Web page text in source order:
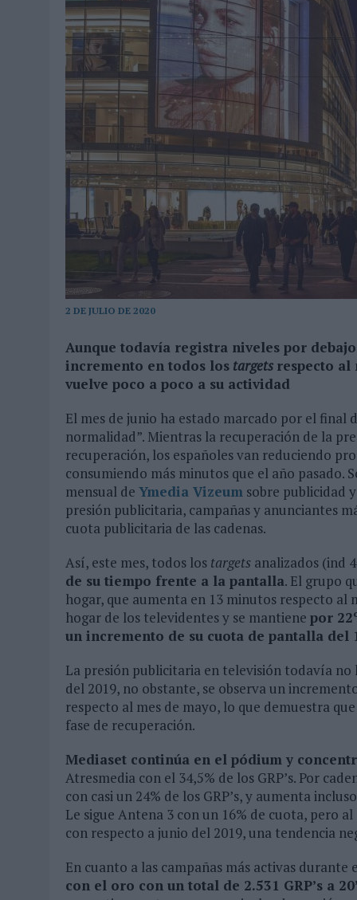
06/08/2026 | SYSTEM1 NOMBRA A KIMBERLY BASTONI COMO NUEVA
06/08/2026
FRIGO Y UNIQLO LANZAN UNA COLECCIÓN
06/08/2026 |
LA IA ESTÁ SUBIENDO EL LISTÓN DE LA CREATIVIDAD
05/08/2026 | BEON WORLDWIDE LANZA RAÍZ URBANA PARA
05/08/2026
| FABRA COMUNICACIÓN INCORPORA A CASONÁ Y
05/08/2026 | LOPESAN HOTELS & RESORTS ACERCA EL PARAÍSO
05/08/2026 | LUIS ARQUILLOS (BURGO DE ARIAS): “LA
MONEDA”
07/08/2026
‘ALEXIA PUTELLAS X GALAXY Z FOLD8 – SIN LÍMITES’,
2 DE JULIO DE 2020
Aunque todavía registra niveles por
incremento en todos los targets respecto al
vuelve poco a poco a su actividad
El mes de junio ha estado marcado por el final
normalidad”. Mientras la recuperación de la
recuperación, los españoles van reduciendo
consumiendo más minutos que el año pasado.
mensual de Ymedia Vizeum sobre publicidad
presión publicitaria, campañas y anunciantes
cuota publicitaria de las cadenas.
Así, este mes, todos los targets analizados (ind
de su tiempo frente a la pantalla. El grupo
hogar, que aumenta en 13 minutos respecto al
hogar de los televidentes y se mantiene por
un incremento de su cuota de pantalla del
La presión publicitaria en televisión todavía no
del 2019, no obstante, se observa un
respecto al mes de mayo, lo que demuestra
fase de recuperación.
Mediaset continúa en el pódium y
Atresmedia con el 34,5% de los GRP’s. Por
con casi un 24% de los GRP’s, y aumenta
Le sigue Antena 3 con un 16% de cuota, pero
con respecto a junio del 2019, una tendencia
En cuanto a las campañas más activas durante
con el oro con un total de 2.531 GRP’s a